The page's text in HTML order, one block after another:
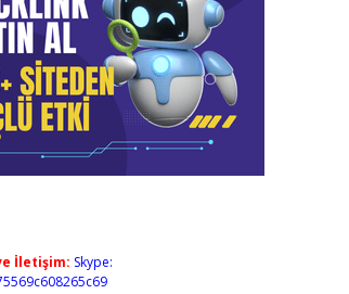
İletişim: Skype: